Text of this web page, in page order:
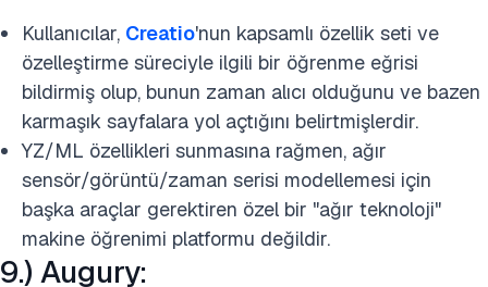
Kullanıcılar, Creatio'nun kapsamlı özellik seti ve
özelleştirme süreciyle ilgili bir öğrenme eğrisi
bildirmiş olup, bunun zaman alıcı olduğunu ve bazen
karmaşık sayfalara yol açtığını belirtmişlerdir.
YZ/ML özellikleri sunmasına rağmen, ağır
sensör/görüntü/zaman serisi modellemesi için
başka araçlar gerektiren özel bir "ağır teknoloji"
makine öğrenimi platformu değildir.
9.) Augury: